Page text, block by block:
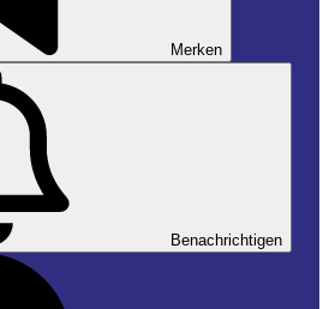
Merken
Benachrichtigen